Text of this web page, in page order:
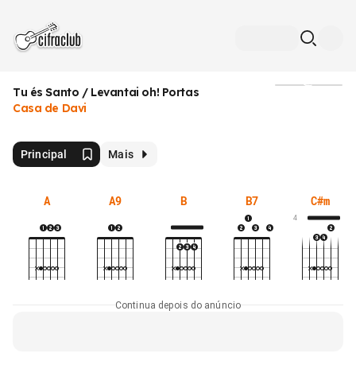
Tu és Santo / Levantai oh! Portas
Casa de Davi
Principal Mais
A A9 B B7 C#m
4
Continua depois do anúncio